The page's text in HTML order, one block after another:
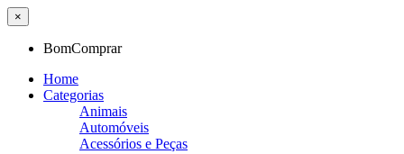
×
BomComprar
Home
Categorias
Animais
Automóveis
Acessórios e Peças